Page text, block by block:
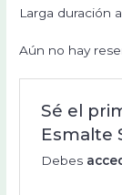
Larga duración
Aún no hay
Sé el
Esmalte
Debes